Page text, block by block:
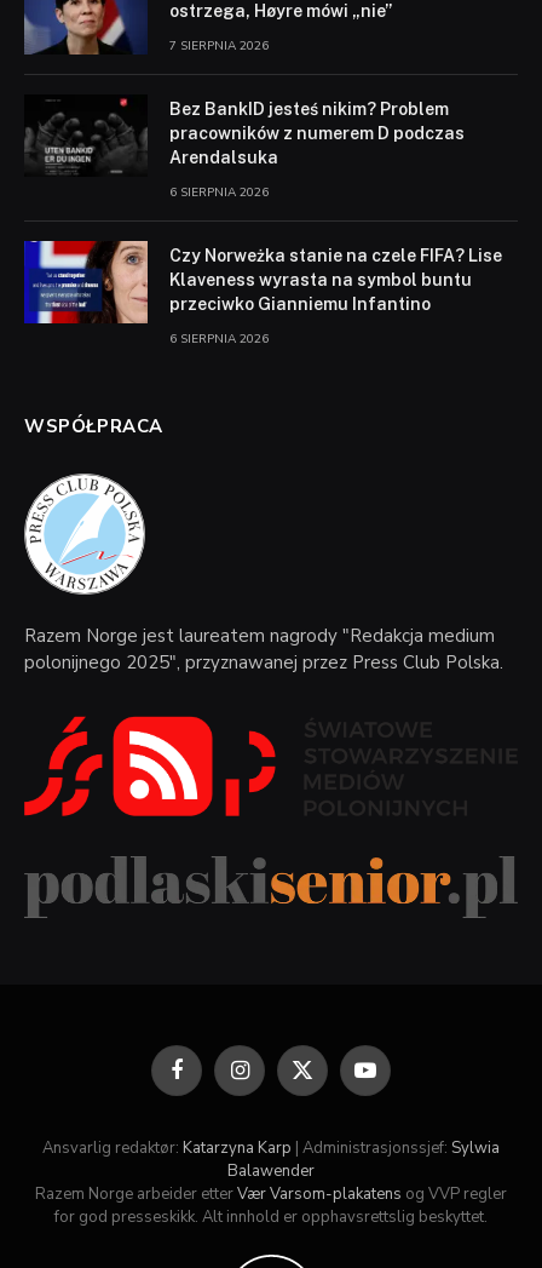
ostrzega, Høyre mówi „nie”
7 SIERPNIA 2026
Bez BankID jesteś nikim? Problem
pracowników z numerem D podczas
Arendalsuka
6 SIERPNIA 2026
Czy Norweżka stanie na czele FIFA? Lise
Klaveness wyrasta na symbol buntu
przeciwko Gianniemu Infantino
6 SIERPNIA 2026
WSPÓŁPRACA
Razem Norge jest laureatem nagrody "Redakcja medium
polonijnego 2025", przyznawanej przez Press Club Polska.
FacebookInstagram
X
(Twitter)
YouTube
Ansvarlig redaktør: Katarzyna Karp | Administrasjonssjef: Sylwia
Balawender
Razem Norge arbeider etterVær Varsom-plakatens og VVP regler
for god presseskikk. Alt innhold er opphavsrettslig beskyttet.